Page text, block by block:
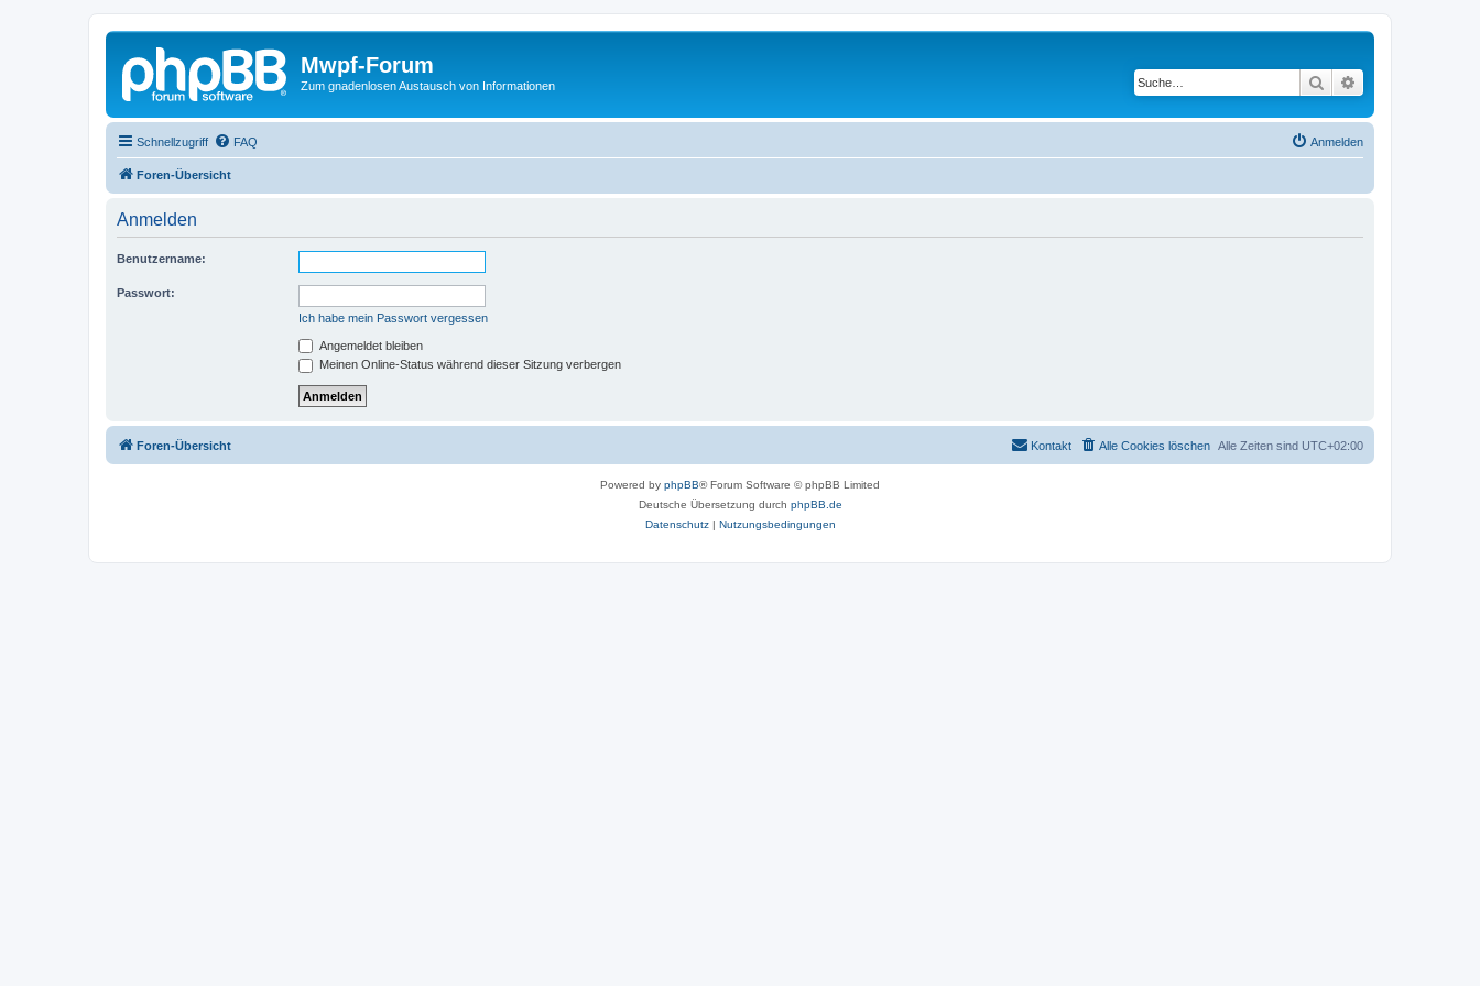
Mwpf-Forum
Zum gnadenlosen Austausch von Informationen Suche
Schnellzugriff FAQ Anmelden
Foren-Übersicht
Anmelden
Benutzername:
Passwort:
Ich habe mein Passwort vergessen
Angemeldet bleiben
Meinen Online-Status während dieser Sitzung verbergen
Foren-Übersicht Alle Zeiten sind UTC+02:00
Alle Cookies löschen
Kontakt
Powered by phpBB® Forum Software © phpBB Limited
Deutsche Übersetzung durch phpBB.de
Datenschutz| Nutzungsbedingungen